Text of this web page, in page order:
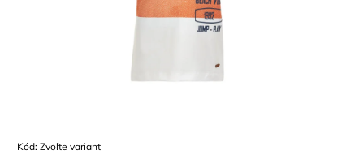
Kód: Zvoľte variant